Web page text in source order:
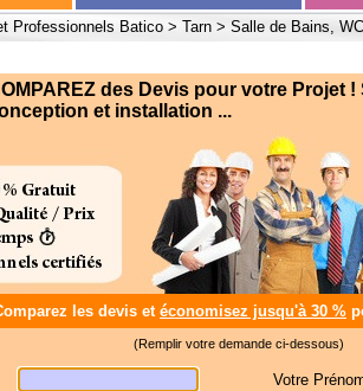
Professionnels Batico > Tarn > Salle de Bains,
des Devis pour votre Projet !
et installation ...
les devis et économisez jusqu'à 30 %
(Remplir votre demande ci-dessous)
Votre